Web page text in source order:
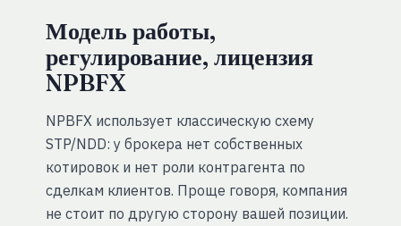
Модель работы,
регулирование, лицензия
NPBFX
NPBFX использует классическую схему
STP/NDD: у брокера нет собственных
котировок и нет роли контрагента по
сделкам клиентов. Проще говоря, компания
не стоит по другую сторону вашей позиции.